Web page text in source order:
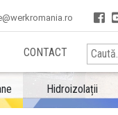

CONTACT
Hidroizolații